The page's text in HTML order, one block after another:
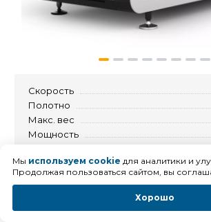
Скорость
Полотно
Макс. вес
Мощность
Складная
Автосмазка
Мы используем cookie для аналитики и
Продолжая пользоваться сайтом, вы
Хорошо